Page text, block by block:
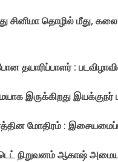
சினிமா தொழில் மீது,
தயாரிப்பாளர் :
இருக்கிறது இயக்குநர்
மோதிரம் :
நிறுவனம் ஆகாஷ்